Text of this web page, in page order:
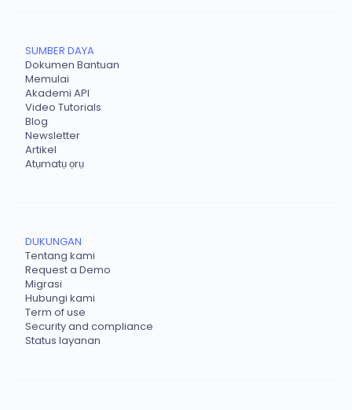
SUMBER DAYA
Dokumen Bantuan
Memulai
Akademi API
Video Tutorials
Blog
Newsletter
Artikel
Atụmatụ ọrụ
DUKUNGAN
Tentang kami
Request a Demo
Migrasi
Hubungi kami
Term of use
Security and compliance
Status layanan